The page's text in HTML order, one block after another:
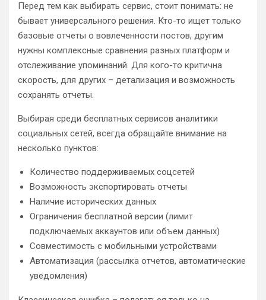
Перед тем как выбирать сервис, стоит понимать: не
бывает универсального решения. Кто-то ищет только
базовые отчеты о вовлеченности постов, другим
нужны комплексные сравнения разных платформ и
отслеживание упоминаний. Для кого-то критична
скорость, для других – детализация и возможность
сохранять отчеты.
Выбирая среди бесплатных сервисов аналитики
социальных сетей, всегда обращайте внимание на
несколько пунктов:
Количество поддерживаемых соцсетей
Возможность экспортировать отчеты
Наличие исторических данных
Ограничения бесплатной версии (лимит
подключаемых аккаунтов или объем данных)
Совместимость с мобильными устройствами
Автоматизация (рассылка отчетов, автоматические
уведомления)